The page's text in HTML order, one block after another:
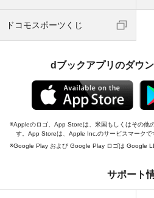
ドコモスポーツくじ
dブックアプリのダウ
Appleのロゴ、App Storeは、米国もしくはその他
す。App Storeは、Apple Inc.のサービスマークで
Google Play および Google Play ロゴは Google
サポート